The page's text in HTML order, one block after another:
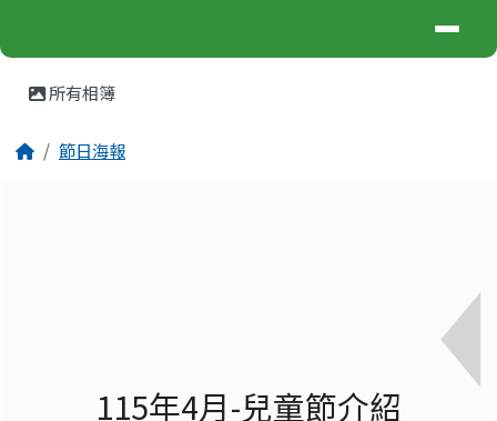
所有相簿
回首頁節日海報
115年4月-兒童節介紹